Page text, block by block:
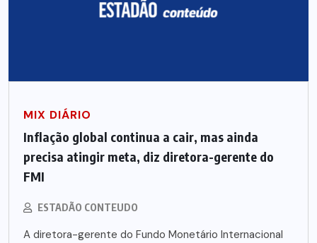
MIX DIÁRIO
Inflação global continua a cair, mas ainda
precisa atingir meta, diz diretora-gerente do
FMI
ESTADÃO CONTEUDO
A diretora-gerente do Fundo Monetário Internacional